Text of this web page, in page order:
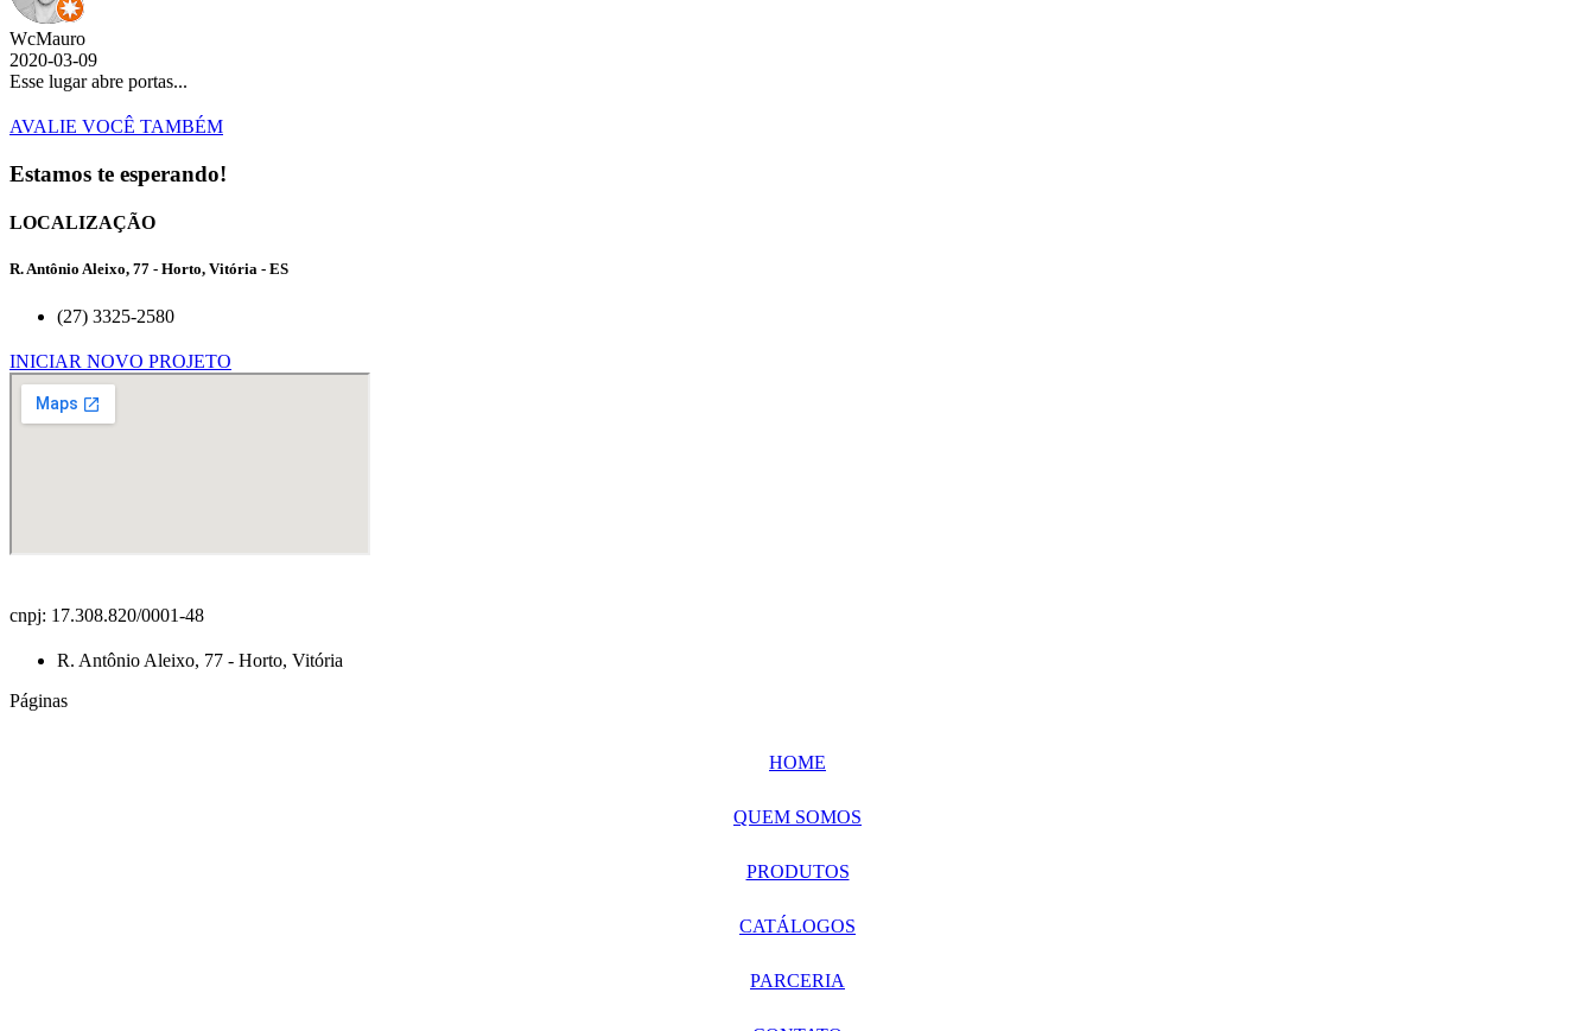
WcMauro
2020-03-09
Esse lugar abre portas...
AVALIE VOCÊ TAMBÉM
Estamos te esperando!
LOCALIZAÇÃO
R. Antônio Aleixo, 77 - Horto, Vitória - ES
(27) 3325-2580
INICIAR NOVO PROJETO
cnpj: 17.308.820/0001-48
R. Antônio Aleixo, 77 - Horto, Vitória
Páginas
HOME
QUEM SOMOS
PRODUTOS
CATÁLOGOS
PARCERIA